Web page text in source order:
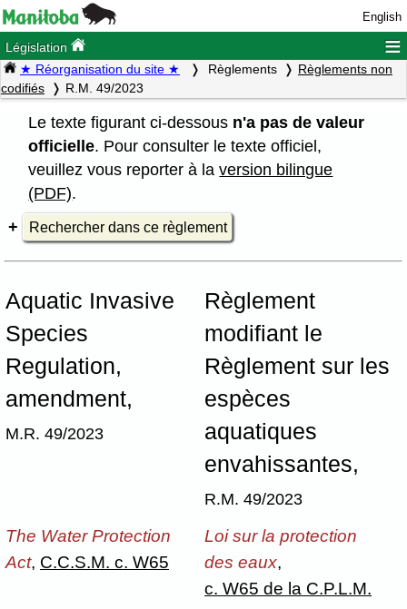
English
Législation ≡
★ Réorganisation du site ★ Règlements
Règlements non
codifiés
R.M. 49/2023
Le texte figurant ci-dessous n'a pas de valeur
officielle. Pour consulter le texte officiel,
veuillez vous reporter à laversion bilingue
(PDF).
Rechercher dans ce règlement
Aquatic Invasive
Species
Regulation,
amendment,
M.R. 49/2023
Règlement
modifiant le
Règlement sur les
espèces
aquatiques
envahissantes,
R.M. 49/2023
The Water Protection
Act, C.C.S.M. c. W65
Loi sur la protection
des eaux,
c. W65 de la C.P.L.M.